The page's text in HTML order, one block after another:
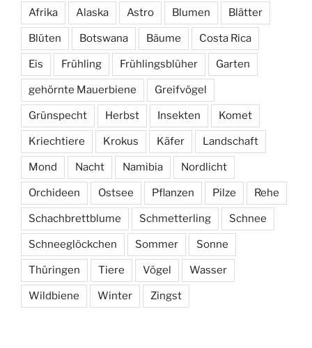
Afrika Alaska Astro Blumen Blätter
Blüten Botswana Bäume Costa Rica
Eis Frühling Frühlingsblüher Garten
gehörnte Mauerbiene Greifvögel
Grünspecht Herbst Insekten Komet
Kriechtiere Krokus Käfer Landschaft
Mond Nacht Namibia Nordlicht
Orchideen Ostsee Pflanzen Pilze Rehe
Schachbrettblume Schmetterling Schnee
Schneeglöckchen Sommer Sonne
Thüringen Tiere Vögel Wasser
Wildbiene Winter Zingst